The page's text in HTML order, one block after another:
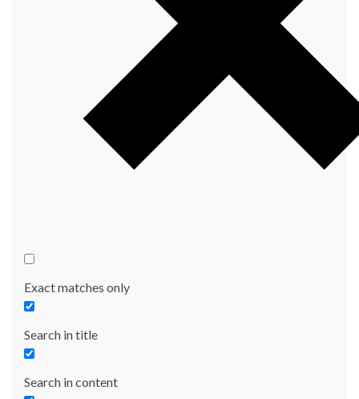
Exact matches only
Search in title
Search in content